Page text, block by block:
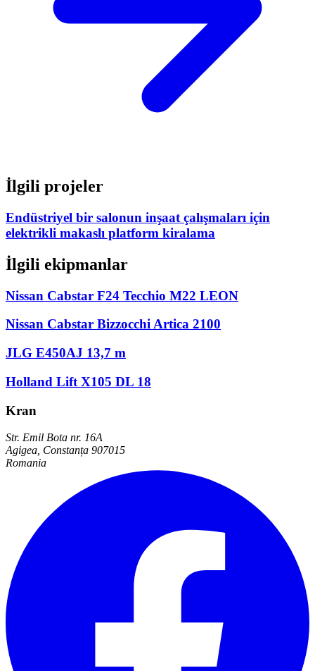
İlgili projeler
Endüstriyel bir salonun inşaat çalışmaları için
elektrikli makaslı platform kiralama
İlgili ekipmanlar
Nissan Cabstar F24 Tecchio M22 LEON
Nissan Cabstar Bizzocchi Artica 2100
JLG E450AJ 13,7 m
Holland Lift X105 DL 18
Kran
Str. Emil Bota nr. 16A
Agigea, Constanța 907015
Romania